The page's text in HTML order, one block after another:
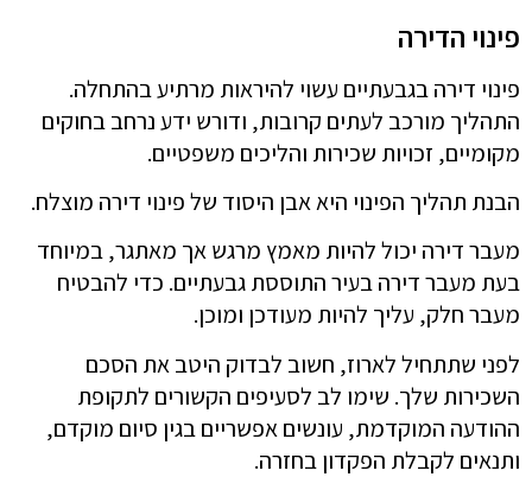
פינוי הדירה
פינוי דירה בגבעתיים עשוי להיראות מרתיע בהתחלה.
התהליך מורכב לעתים קרובות, ודורש ידע נרחב בחוקים
מקומיים, זכויות שכירות והליכים משפטיים.
הבנת תהליך הפינוי היא אבן היסוד של פינוי דירה מוצלח.
מעבר דירה יכול להיות מאמץ מרגש אך מאתגר, במיוחד
בעת מעבר דירה בעיר התוססת גבעתיים. כדי להבטיח
מעבר חלק, עליך להיות מעודכן ומוכן.
לפני שתתחיל לארוז, חשוב לבדוק היטב את הסכם
השכירות שלך. שימו לב לסעיפים הקשורים לתקופת
ההודעה המוקדמת, עונשים אפשריים בגין סיום מוקדם,
ותנאים לקבלת הפקדון בחזרה.